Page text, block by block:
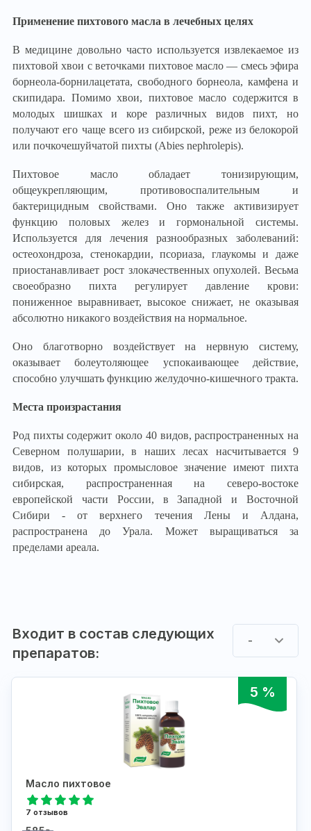
Применение пихтового масла в лечебных целях
В медицине довольно часто используется извлекаемое из
пихтовой хвои с веточками пихтовое масло — смесь эфира
борнеола-борнилацетата, свободного борнеола, камфена и
скипидара. Помимо хвои, пихтовое масло содержится в
молодых шишках и коре различных видов пихт, но
получают его чаще всего из сибирской, реже из белокорой
или почкочешуйчатой пихты (Abies nephrolepis).
Пихтовое масло обладает тонизирующим,
общеукрепляющим, противовоспалительным и
бактерицидным свойствами. Оно также активизирует
функцию половых желез и гормональной системы.
Используется для лечения разнообразных заболеваний:
остеохондроза, стенокардии, псориаза, глаукомы и даже
приостанавливает рост злокачественных опухолей. Весьма
своеобразно пихта регулирует давление крови:
пониженное выравнивает, высокое снижает, не оказывая
абсолютно никакого воздействия на нормальное.
Оно благотворно воздействует на нервную систему,
оказывает болеутоляющее успокаивающее действие,
способно улучшать функцию желудочно-кишечного тракта.
Места произрастания
Род пихты содержит около 40 видов, распространенных на
Северном полушарии, в наших лесах насчитывается 9
видов, из которых промысловое значение имеют пихта
сибирская, распространенная на северо-востоке
европейской части России, в Западной и Восточной
Сибири - от верхнего течения Лены и Алдана,
распространена до Урала. Может выращиваться за
пределами ареала.
Входит в состав следующих
препаратов:
-
5 %
Масло пихтовое
7 отзывов